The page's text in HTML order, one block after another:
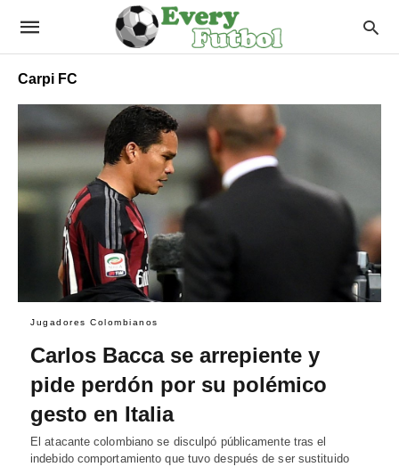
Carpi FC
Jugadores Colombianos
Carlos Bacca se arrepiente y
pide perdón por su polémico
gesto en Italia
El atacante colombiano se disculpó públicamente tras el
indebido comportamiento que tuvo después de ser sustituido